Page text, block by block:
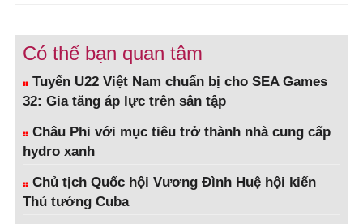
Có thể bạn quan tâm
Tuyển U22 Việt Nam chuẩn bị cho SEA Games
32: Gia tăng áp lực trên sân tập
Châu Phi với mục tiêu trở thành nhà cung cấp
hydro xanh
Chủ tịch Quốc hội Vương Đình Huệ hội kiến
Thủ tướng Cuba